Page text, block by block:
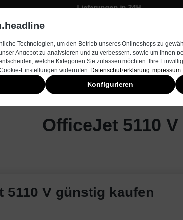
Lieferungen in 24H
OfficeJet 5110 V
V günstig kaufen
Technologien, um den Betrieb unseres Onlineshops zu
Angebot zu analysieren und zu verbessern, sowie um Ihnen
welche Kategorien Sie zulassen möchten. Ihre
Einstellungen widerrufen. Datenschutzerklärung Impressum
Konfigurieren